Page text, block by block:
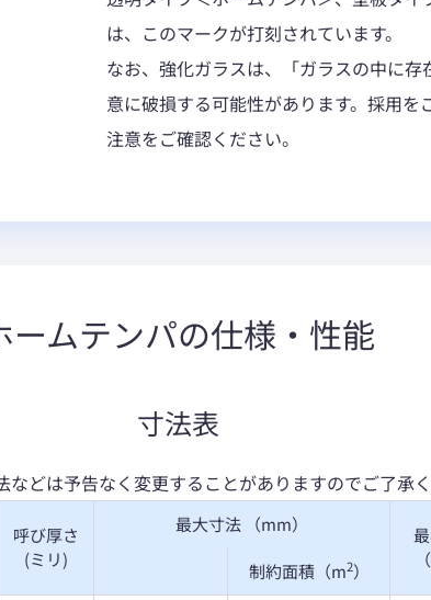
は、このマークが打刻されています。
なお、強化ガラスは、「ガラスの中に
意に破損する可能性があります。採用
注意をご確認ください。
ームテンパの仕様・性能
寸法表
などは予告なく変更することがありますのでご了承く
呼び厚さ
(ミリ)
最大寸法 （mm）
制約面積（m2）